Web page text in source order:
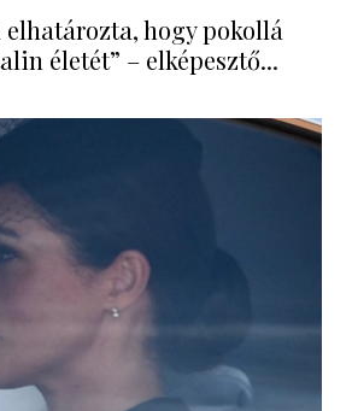
hogy pokollá
életét” – elképesztő...